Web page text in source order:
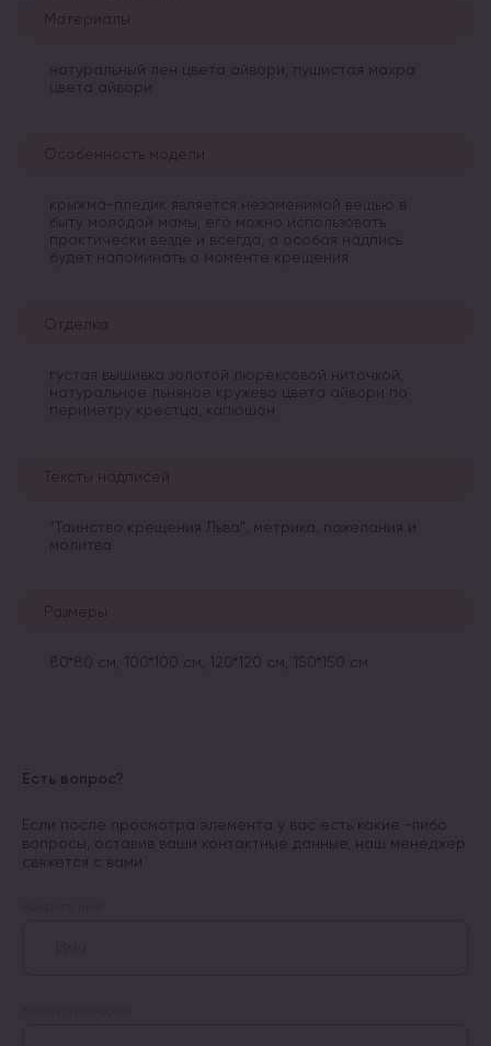
Материалы
натуральный лен цвета айвори, пушистая махра
цвета айвори
Особенность модели
крыжма-пледик является незаменимой вещью в
быту молодой мамы, его можно использовать
практически везде и всегда, а особая надпись
будет напоминать о моменте крещения
Отделка
густая вышивка золотой люрексовой ниточкой,
натуральное льняное кружево цвета айвори по
периметру крестца, капюшон
Тексты надписей
"Таинство крещения Льва", метрика, пожелания и
молитва
Размеры
80*80 см, 100*100 см, 120*120 см, 150*150 см
Есть вопрос?
Если после просмотра элемента у вас есть какие -либо
вопросы, оставив ваши контактные данные, наш менеджер
свяжется с вами